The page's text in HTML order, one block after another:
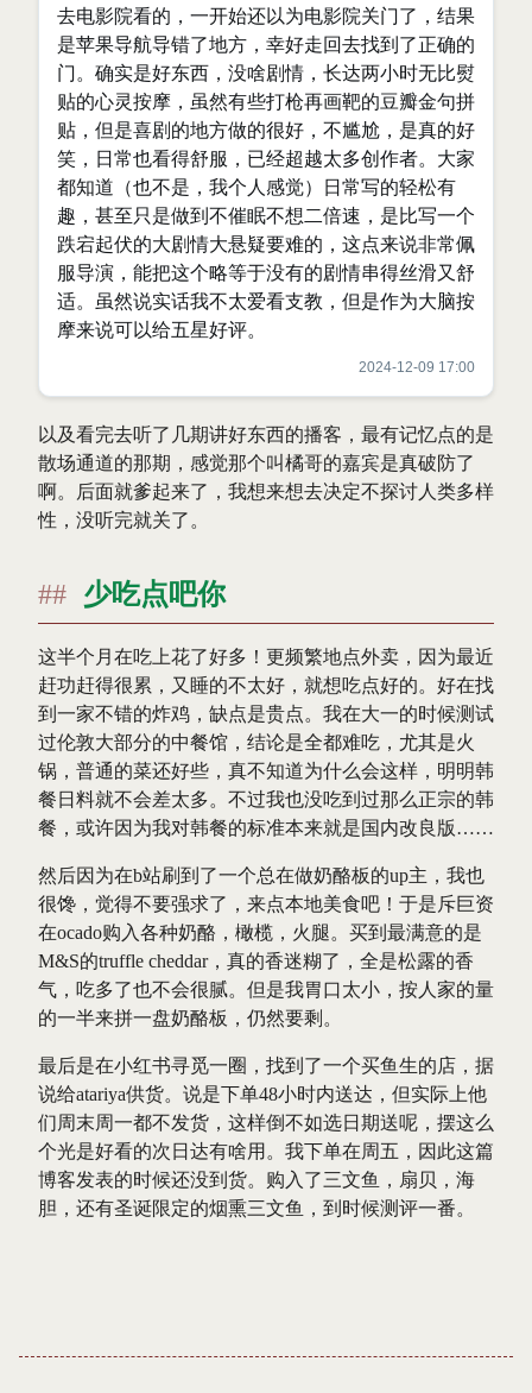
去电影院看的，一开始还以为电影院关门了，结果
是苹果导航导错了地方，幸好走回去找到了正确的
门。确实是好东西，没啥剧情，长达两小时无比熨
贴的心灵按摩，虽然有些打枪再画靶的豆瓣金句拼
贴，但是喜剧的地方做的很好，不尴尬，是真的好
笑，日常也看得舒服，已经超越太多创作者。大家
都知道（也不是，我个人感觉）日常写的轻松有
趣，甚至只是做到不催眠不想二倍速，是比写一个
跌宕起伏的大剧情大悬疑要难的，这点来说非常佩
服导演，能把这个略等于没有的剧情串得丝滑又舒
适。虽然说实话我不太爱看支教，但是作为大脑按
摩来说可以给五星好评。
2024-12-09 17:00
以及看完去听了几期讲好东西的播客，最有记忆点的是
散场通道的那期，感觉那个叫橘哥的嘉宾是真破防了
啊。后面就爹起来了，我想来想去决定不探讨人类多样
性，没听完就关了。
少吃点吧你
这半个月在吃上花了好多！更频繁地点外卖，因为最近
赶功赶得很累，又睡的不太好，就想吃点好的。好在找
到一家不错的炸鸡，缺点是贵点。我在大一的时候测试
过伦敦大部分的中餐馆，结论是全都难吃，尤其是火
锅，普通的菜还好些，真不知道为什么会这样，明明韩
餐日料就不会差太多。不过我也没吃到过那么正宗的韩
餐，或许因为我对韩餐的标准本来就是国内改良版……
然后因为在b站刷到了一个总在做奶酪板的up主，我也
很馋，觉得不要强求了，来点本地美食吧！于是斥巨资
在ocado购入各种奶酪，橄榄，火腿。买到最满意的是
M&S的truffle cheddar，真的香迷糊了，全是松露的香
气，吃多了也不会很腻。但是我胃口太小，按人家的量
的一半来拼一盘奶酪板，仍然要剩。
最后是在小红书寻觅一圈，找到了一个买鱼生的店，据
说给atariya供货。说是下单48小时内送达，但实际上他
们周末周一都不发货，这样倒不如选日期送呢，摆这么
个光是好看的次日达有啥用。我下单在周五，因此这篇
博客发表的时候还没到货。购入了三文鱼，扇贝，海
胆，还有圣诞限定的烟熏三文鱼，到时候测评一番。